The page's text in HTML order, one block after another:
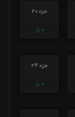
جزء 20
0 بار
جزء 24
0 بار